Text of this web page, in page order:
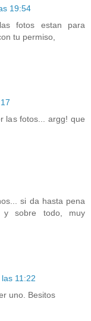
19:54
fotos estan para
tu permiso,
las fotos... argg! que
si da hasta pena
y sobre todo, muy
11:22
uno. Besitos